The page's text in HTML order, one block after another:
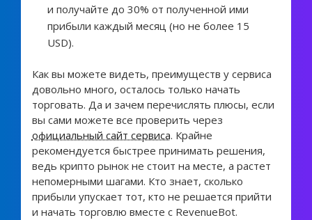
и получайте до 30% от полученной ими
прибыли каждый месяц (но не более 15
USD).
Как вы можете видеть, преимуществ у сервиса
довольно много, осталось только начать
торговать. Да и зачем перечислять плюсы, если
вы сами можете все проверить через
официальный сайт сервиса. Крайне
рекомендуется быстрее принимать решения,
ведь крипто рынок не стоит на месте, а растет
непомерными шагами. Кто знает, сколько
прибыли упускает тот, кто не решается прийти
и начать торговлю вместе с RevenueBot.